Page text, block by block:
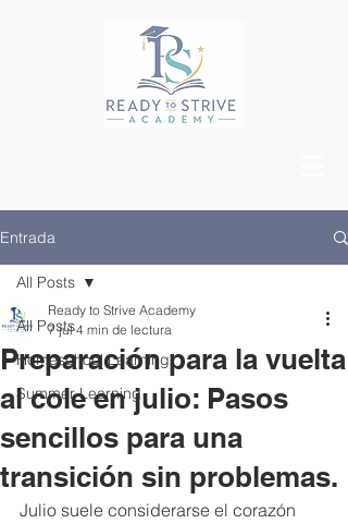
Entrada
All Posts
Homeschool Learning
Summer Learning
All Posts
Preparación para la vuelta
al cole en julio: Pasos
sencillos para una
transición sin problemas.
Ready to Strive Academy
7 jul 4 min de lectura
Julio suele considerarse el corazón